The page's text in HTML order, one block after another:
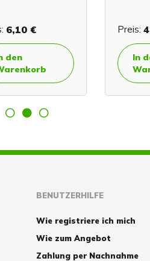
6,10 €
den
Preis:
In
BENUTZERHILFE
Wie registriere ich mich
Wie zum Angebot
Zahlung per Nachnahme